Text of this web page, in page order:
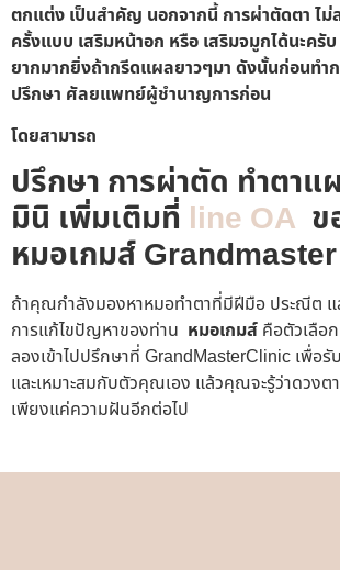
ตกแต่ง เป็นสำคัญ นอกจากนี้ การผ่าตัดตา ไม่
ครั้งแบบ เสริมหน้าอก หรือ เสริมจมูกได้นะค
ยากมากยิ่งถ้ากรีดแผลยาวๆมา ดังนั้นก่อนทำ
ปรึกษา ศัลยแพทย์ผู้ชำนาญการก่อน
โดยสามารถ
ปรึกษา การผ่าตัด ทำตาแ
มินิ เพิ่มเติมที่ line OA ข
หมอเกมส์
ถ้าคุณกำลังมองหาหมอทำตาที่มีฝีมือ ประณีต แ
การแก้ไขปัญหาของท่าน หมอเกมส์ คือตัวเลือ
ลองเข้าไปปรึกษาที่ GrandMasterClinic เพื่อ
และเหมาะสมกับตัวคุณเอง แล้วคุณจะรู้ว่าดวงต
เพียงแค่ความฝันอีกต่อไป